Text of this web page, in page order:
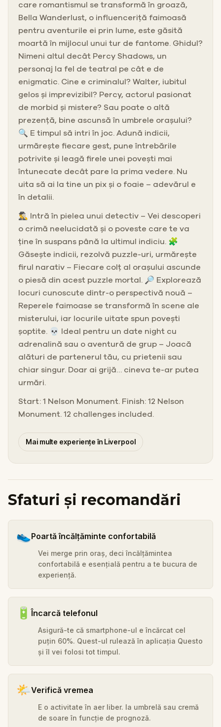
care romantismul se transformă în groază,
Bella Wanderlust, o influenceriță faimoasă
pentru aventurile ei prin lume, este găsită
moartă în mijlocul unui tur de fantome. Ghidul?
Nimeni altul decât Percy Shadows, un
personaj la fel de teatral pe cât e de
enigmatic. Cine e criminalul? Walter, iubitul
gelos și imprevizibil? Percy, actorul pasionat
de morbid și mistere? Sau poate o altă
prezență, bine ascunsă în umbrele orașului?
🔍 E timpul să intri în joc. Adună indicii,
urmărește fiecare gest, pune întrebările
potrivite și leagă firele unei povești mai
întunecate decât pare la prima vedere. Nu
uita să ai la tine un pix și o foaie – adevărul e
în detalii.
🕵️‍♂️ Intră în pielea unui detectiv – Vei descoperi
o crimă neelucidată și o poveste care te va
ține în suspans până la ultimul indiciu. 🧩
Găsește indicii, rezolvă puzzle-uri, urmărește
firul narativ – Fiecare colț al orașului ascunde
o piesă din acest puzzle mortal. 🔎 Explorează
locuri cunoscute dintr-o perspectivă nouă –
Reperele faimoase se transformă în scene ale
misterului, iar locurile uitate spun povești
șoptite. 💀 Ideal pentru un date night cu
adrenalină sau o aventură de grup – Joacă
alături de partenerul tău, cu prietenii sau
chiar singur. Doar ai grijă… cineva te-ar putea
urmări.
Start: 1 Nelson Monument. Finish: 12 Nelson
Monument. 12 challenges included.
Mai multe experiențe în Liverpool
Sfaturi și recomandări
👟Poartă încălțăminte confortabilă
Vei merge prin oraș, deci încălțămintea
confortabilă e esențială pentru a te bucura de
experiență.
🔋Încarcă telefonul
Asigură-te că smartphone-ul e încărcat cel
puțin 60%. Quest-ul rulează în aplicația Questo
și îl vei folosi tot timpul.
🌤️Verifică vremea
E o activitate în aer liber. Ia umbrelă sau cremă
de soare în funcție de prognoză.